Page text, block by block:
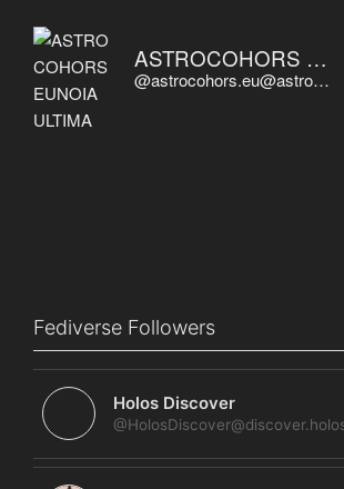
ASTROCOHORS EUNOIA ULTIMA
@astrocohors.eu@astrocohors.eu
Fediverse Followers
Holos Discover